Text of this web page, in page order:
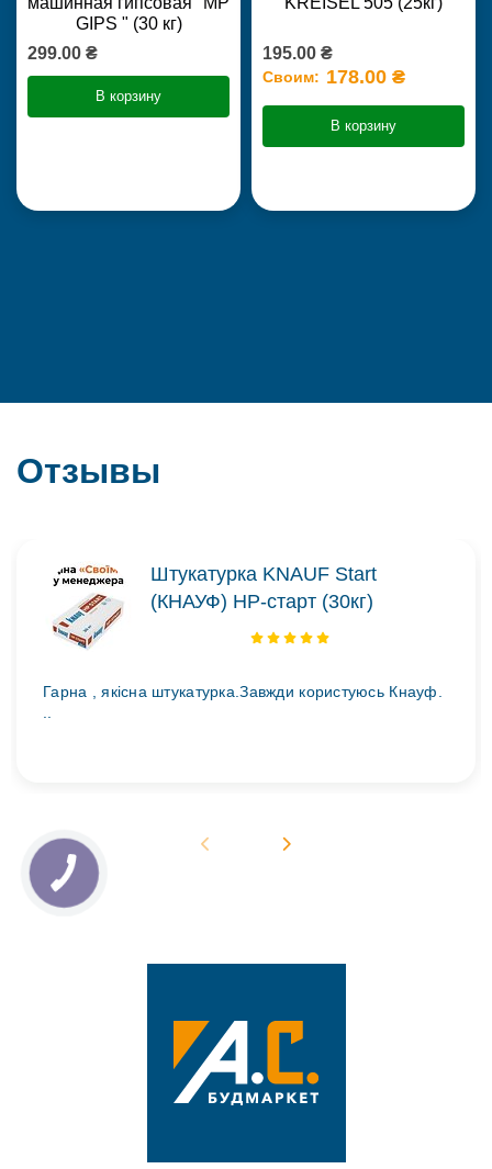
GIPS " (30 кг)
299.00 ₴
В корзину
195.00 ₴
Своим: 178.00 ₴
В корзину
Отзывы
Штукатурка KNAUF Start
(КНАУФ) НР-старт (30кг)
Гарна , якісна штукатурка.Завжди користуюсь Кнауф.
..